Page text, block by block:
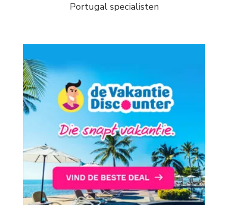
Portugal specialisten